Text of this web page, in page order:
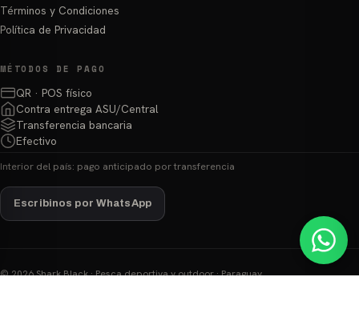
Términos y Condiciones
Política de Privacidad
MÉTODOS DE PAGO
QR · POS físico
Contra entrega ASU/Central
Transferencia bancaria
Efectivo
Interior del país: pago anticipado por transferencia
Escribinos por WhatsApp
© 2026 Shark Black · Pesca deportiva y outdoor · Paraguay